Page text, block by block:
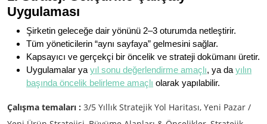
Uygulaması
Şirketin geleceğe dair yönünü 2–3 oturumda netleştirir.
Tüm yöneticilerin “aynı sayfaya” gelmesini sağlar.
Kapsayıcı ve gerçekçi bir öncelik ve strateji dokümanı üretir.
Uygulamalar ya yıl sonu değerlendirme amaçlı, ya da yılın
başında öncelik belirleme amaçlı olarak yapılabilir.
Çalışma temaları : 3/5 Yıllık Stratejik Yol Haritası, Yeni Pazar /